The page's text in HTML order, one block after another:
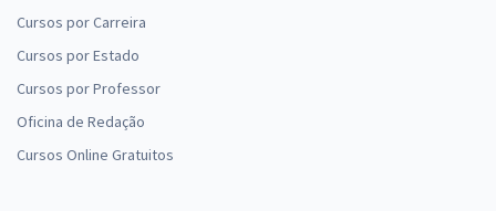
Cursos por Carreira
Cursos por Estado
Cursos por Professor
Oficina de Redação
Cursos Online Gratuitos